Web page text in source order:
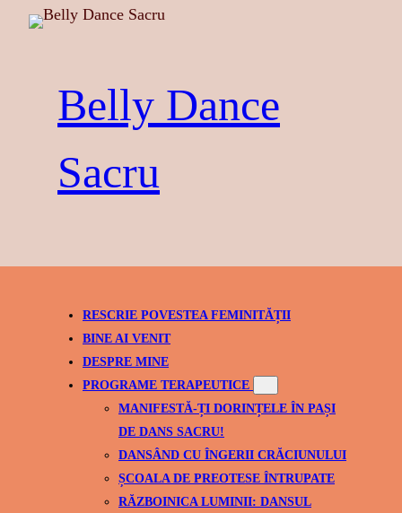
Belly Dance
Sacru
RESCRIE POVESTEA FEMINITĂȚII
BINE AI VENIT
DESPRE MINE
PROGRAME TERAPEUTICE
MANIFESTĂ-ȚI DORINȚELE ÎN PAȘI
DE DANS SACRU!
DANSÂND CU ÎNGERII CRĂCIUNULUI
ȘCOALA DE PREOTESE ÎNTRUPATE
RĂZBOINICA LUMINII: DANSUL